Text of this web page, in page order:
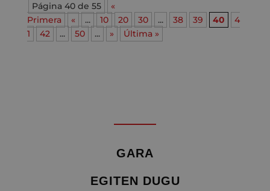
Página 40 de 55
«
Primera
« ... 10 20 30 ... 38 39 40
4
1
42 ... 50 ... » Última »
GARA
EGITEN DUGU